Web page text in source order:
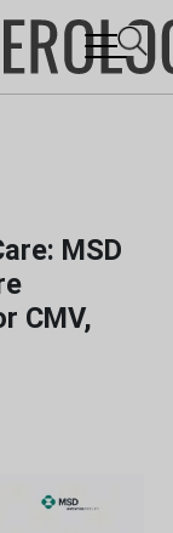
MSD
CMV,